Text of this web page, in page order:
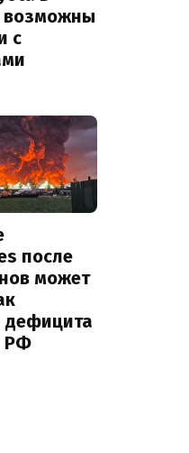
возможны
с
после
может
дефицита
РФ